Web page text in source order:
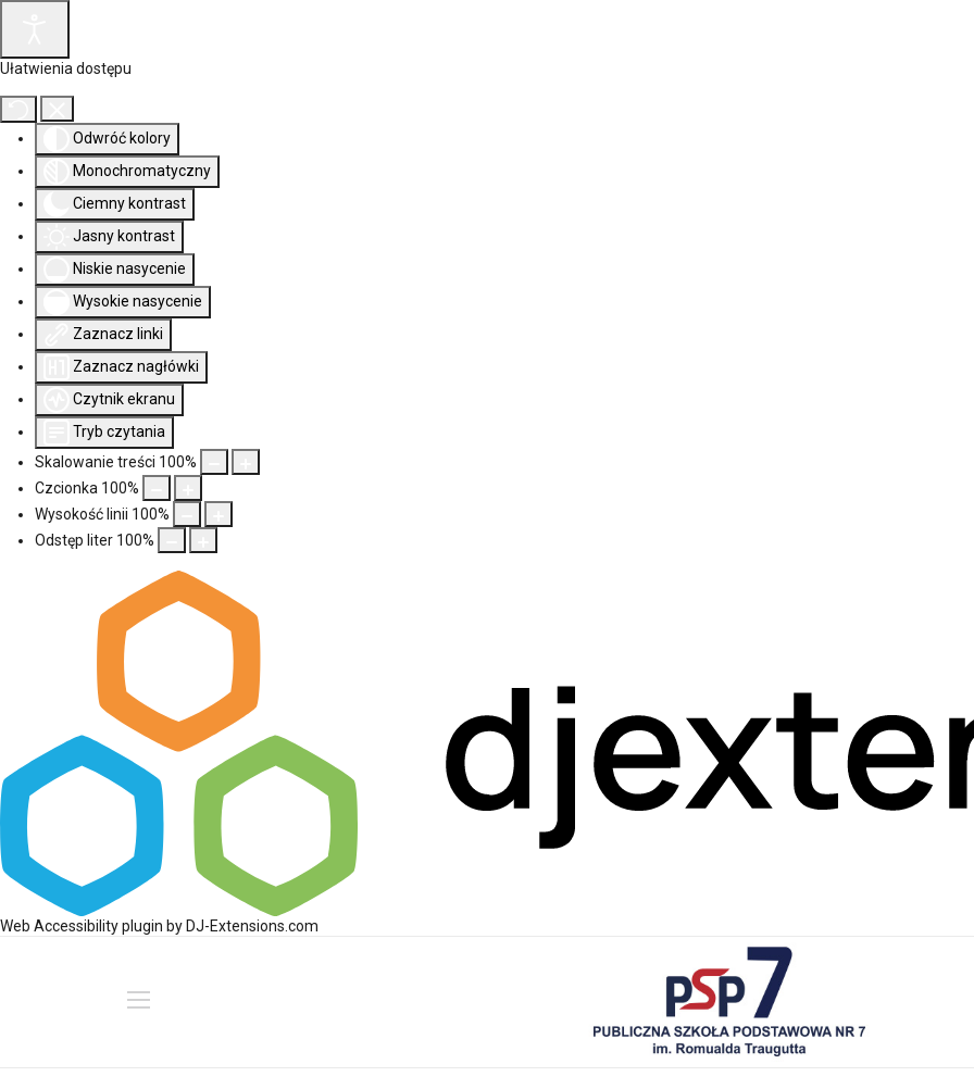
Ułatwienia dostępu
Odwróć kolory
Monochromatyczny
Ciemny kontrast
Jasny kontrast
Niskie nasycenie
Wysokie nasycenie
Zaznacz linki
Zaznacz nagłówki
Czytnik ekranu
Tryb czytania
Skalowanie treści 100%
Czcionka 100%
Wysokość linii 100%
Odstęp liter 100%
Web Accessibility plugin by DJ-Extensions.com